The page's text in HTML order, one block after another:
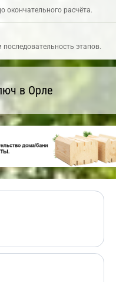
окончательного расчёта.
этапов.
в Орле